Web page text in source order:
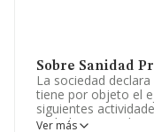
Sobre Sanidad
La sociedad
tiene por objeto el
siguientes
ambulancias,
Ver más